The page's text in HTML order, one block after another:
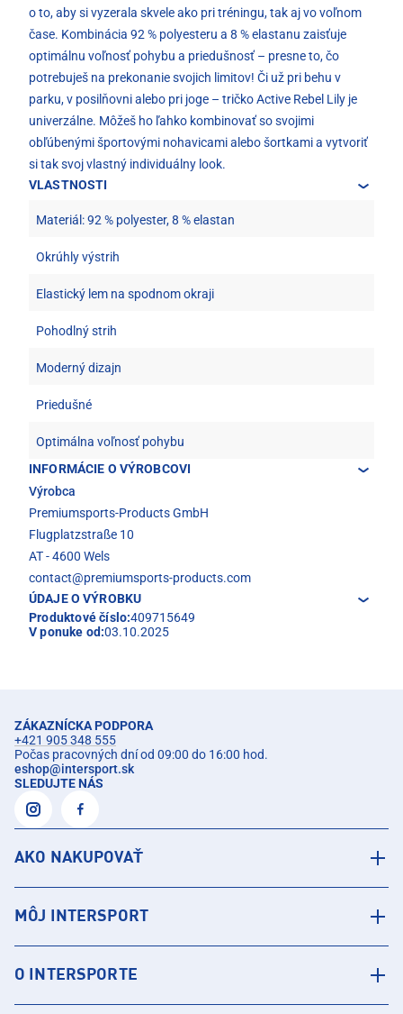
o to, aby si vyzerala skvele ako pri tréningu, tak aj vo voľnom
čase. Kombinácia 92 % polyesteru a 8 % elastanu zaisťuje
optimálnu voľnosť pohybu a priedušnosť – presne to, čo
potrebuješ na prekonanie svojich limitov! Či už pri behu v
parku, v posilňovni alebo pri joge – tričko Active Rebel Lily je
univerzálne. Môžeš ho ľahko kombinovať so svojimi
obľúbenými športovými nohavicami alebo šortkami a vytvoriť
si tak svoj vlastný individuálny look.
VLASTNOSTI
Materiál: 92 % polyester, 8 % elastan
Okrúhly výstrih
Elastický lem na spodnom okraji
Pohodlný strih
Moderný dizajn
Priedušné
Optimálna voľnosť pohybu
INFORMÁCIE O VÝROBCOVI
Výrobca
Premiumsports-Products GmbH
Flugplatzstraße 10
AT - 4600 Wels
contact@premiumsports-products.com
ÚDAJE O VÝROBKU
Produktové číslo:409715649
V ponuke od:03.10.2025
ZÁKAZNÍCKA PODPORA
+421 905 348 555
Počas pracovných dní od 09:00 do 16:00 hod.
eshop@intersport.sk
SLEDUJTE NÁS
AKO NAKUPOVAŤ
MÔJ INTERSPORT
O INTERSPORTE